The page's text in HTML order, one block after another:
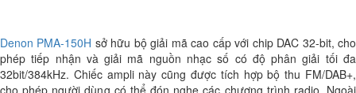
Denon PMA-150H sở hữu bộ giải mã cao cấp với chip DAC 32-bit, cho
phép tiếp nhận và giải mã nguồn nhạc số có độ phân giải tối đa
32bit/384kHz. Chiếc ampli này cũng được tích hợp bộ thu FM/DAB+,
cho phép người dùng có thể đón nghe các chương trình radio. Ngoài